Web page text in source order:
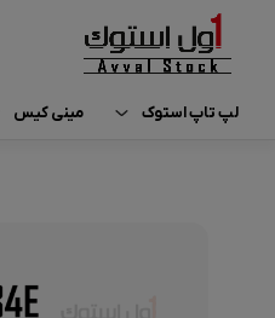
لپ تاپ استوک مینی کیس
مینی کیس Lenovo